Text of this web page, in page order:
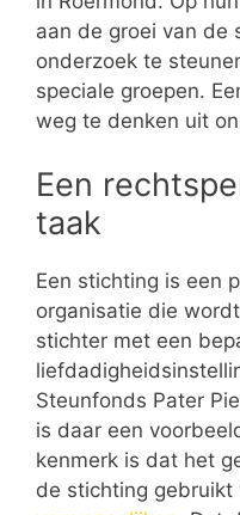
aan de groei van de
onderzoek te
speciale groepen.
weg te denken uit
Een
taak
Een stichting is een
organisatie die
stichter met een
Steunfonds Pater
is daar een
kenmerk is dat het
de stichting